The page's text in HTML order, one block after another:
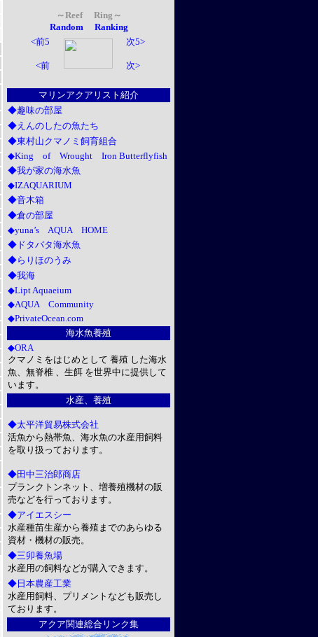
～Reef Ring～
Random
Ranking
<前5
<前
次5>
次>
マリンアクアリスト紹介
◆趣味の部屋
◆えんのしたの魚たち
◆東村山クマノミ飼育組合
◆King of Wrought Iron Butterflyfish
◆我が家の海水魚
◆IZAQUARIUM
◆音木箱
◆倉の部屋
◆yuna’s AQUA HOME
◆ドタバタ海水魚
◆らりほのうみ
◆我海
◆Lipt Aquaeium
◆AQUA Community
◆PrivateOcean.com
海水魚養殖
◆ORA
クマノミをはじめとして 養殖 した海水
魚、無脊椎 、生餌 を世界中に提供して
います。
水産、養殖
◆太平洋貿易株式会社
活魚から熱帯魚、海水魚の水産用飼料
を取り扱っております。
◆田中三治郎商店
プランクトンネット、増養殖機材の販
売などを行っております。
◆アイエスシー
水産種苗生産から養殖までのあらゆる
資材・機材の販売。
◆三卯養魚場
水産用の飼料などが購入できます。
◆日本農産工業
水産用飼料、プリメントなども販売し
ております。
アクア関連総合リンク集